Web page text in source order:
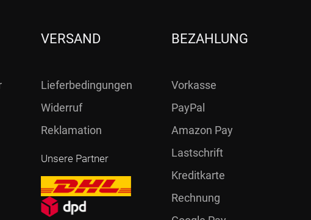
VERSAND
Lieferbedingungen
Widerruf
Reklamation
Unsere Partner
BEZAHLUNG
Vorkasse
PayPal
Amazon Pay
Lastschrift
Kreditkarte
Rechnung